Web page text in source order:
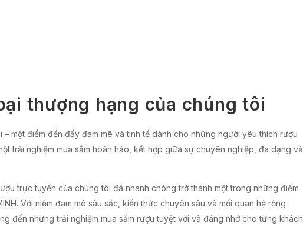
thượng hạng của chúng tôi
một điểm đến đầy đam mê và tinh tế dành cho những người yêu thích rượu
trải nghiệm mua sắm hoàn hảo, kết hợp giữa sự chuyên nghiệp, đa dạng và
trực tuyến của chúng tôi đã nhanh chóng trở thành một trong những điểm
Với niềm đam mê sâu sắc, kiến thức chuyên sâu và mối quan hệ rộng
đến những trải nghiệm mua sắm rượu tuyệt vời và đáng nhớ cho từng khách